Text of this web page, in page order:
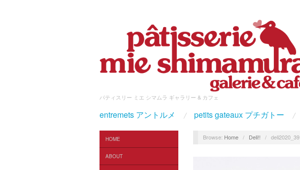
パティスリー ミエ シマムラ ギャラリー & カフェ
entremets アントルメ petits gateaux プチガトー
HOME
ABOUT
Browse: Home / Deli!! / deli2020_39